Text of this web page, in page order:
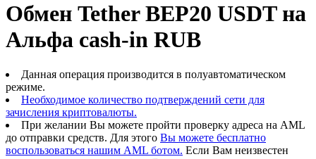
Обмен Tether BEP20 USDT на
Альфа cash-in RUB
Данная операция производится в полуавтоматическом
режиме.
Необходимое количество подтверждений сети для
зачисления криптовалюты.
При желании Вы можете пройти проверку адреса на AML
до отправки средств. Для этого Вы можете бесплатно
воспользоваться нашим AML ботом. Если Вам неизвестен